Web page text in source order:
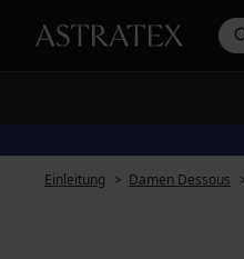
Einleitung Damen Dessous